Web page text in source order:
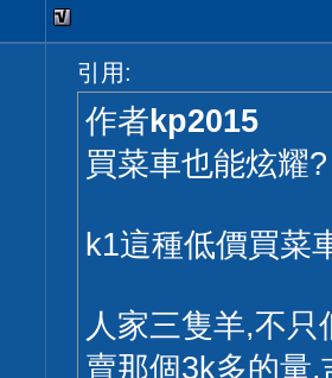
引用:
作者kp2015
買菜車也能炫耀?
k1這種低價買菜
人家三隻羊,不
賣那個3k多的量